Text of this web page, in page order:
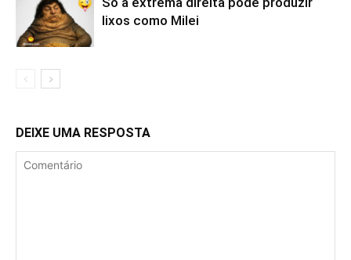
lixos como Milei
DEIXE UMA RESPOSTA